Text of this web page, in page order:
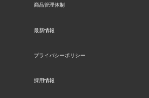
商品管理体制
最新情報
プライバシーポリシー
採用情報